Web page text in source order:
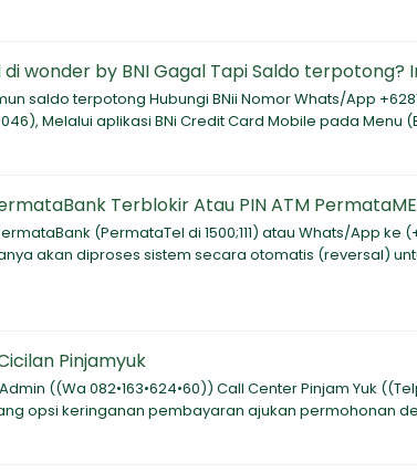
wonder by BNI Gagal Tapi Saldo terpotong?
saldo terpotong Hubungi BNii Nomor Whats/App
Melalui aplikasi BNi Credit Card Mobile pada
Terblokir Atau PIN ATM
(PermataTel di 1500;111) atau Whats/App ke
akan diproses sistem secara otomatis (reversal)
Pinjamyuk
((Wa 082•163•624•60)) Call Center Pinjam Yuk
opsi keringanan pembayaran ajukan permohonan